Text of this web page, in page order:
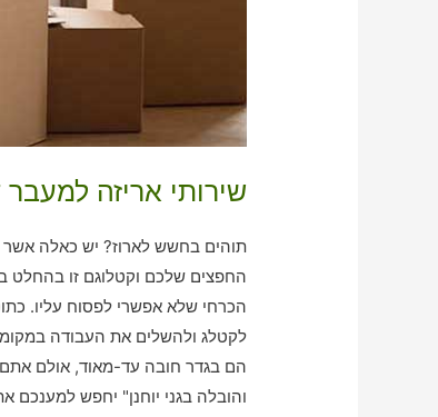
שירותי אריזה למעבר
תוהים בחשש לארוז? יש כאלה אשר
החפצים שלכם וקטלוגם זו בהחלט
הכרחי שלא אפשרי לפסוח עליו.
לקטלג ולהשלים את העבודה
הם בגדר חובה עד-מאוד, אולם אתם
והובלה בגני יוחנן" יחפש למענכם